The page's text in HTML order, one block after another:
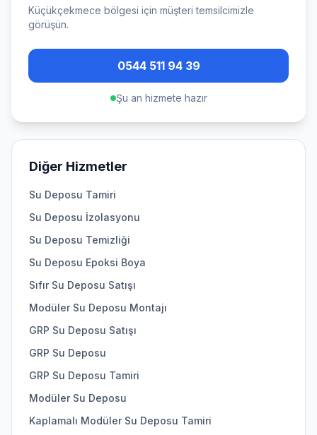
Küçükçekmece bölgesi için müşteri temsilcimizle
görüşün.
0544 511 94 39
Şu an hizmete hazır
Diğer Hizmetler
Su Deposu Tamiri
Su Deposu İzolasyonu
Su Deposu Temizliği
Su Deposu Epoksi Boya
Sıfır Su Deposu Satışı
Modüler Su Deposu Montajı
GRP Su Deposu Satışı
GRP Su Deposu
GRP Su Deposu Tamiri
Modüler Su Deposu
Kaplamalı Modüler Su Deposu Tamiri